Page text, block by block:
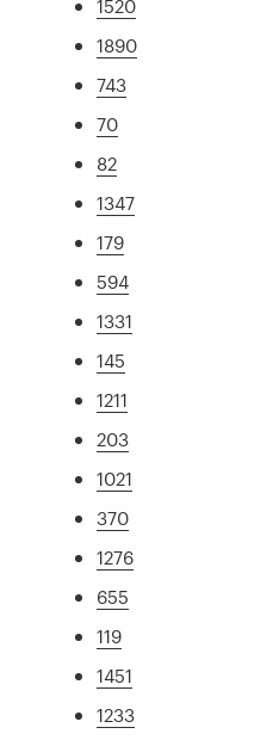
1520
1890
743
70
82
1347
179
594
1331
145
1211
203
1021
370
1276
655
119
1451
1233